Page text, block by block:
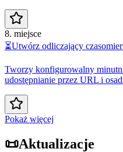
8. miejsce
⏳Utwórz odliczający
Tworzy konfigurowalny
udostępnianie przez URL i
Pokaż więcej
📜Aktualizacje